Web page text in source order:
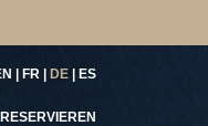
FR DE ES